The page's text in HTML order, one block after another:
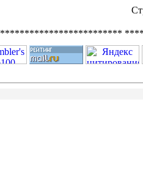
*************************